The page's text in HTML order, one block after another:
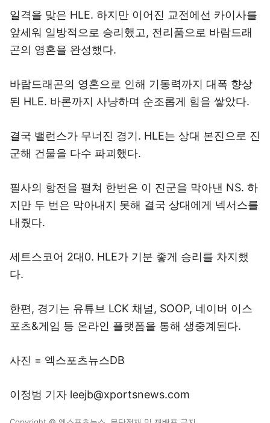
일격을 맞은 HLE. 하지만 이어진 교전에선 카이사를
앞세워 일방적으로 승리했고, 전리품으로 바람드래
곤의 영혼을 완성했다.
바람드래곤의 영혼으로 인해 기동력까지 대폭 향상
된 HLE. 바론까지 사냥하며 순조롭게 힘을 쌓았다.
결국 밸런스가 무너진 경기. HLE는 상대 본진으로 진
군해 건물을 다수 파괴했다.
필사의 항전을 펼쳐 한번은 이 진군을 막아낸 NS. 하
지만 두 번은 막아내지 못해 결국 상대에게 넥서스를
내줬다.
세트스코어 2대0. HLE가 기분 좋게 승리를 차지했
다.
한편, 경기는 유튜브 LCK 채널, SOOP, 네이버 이스
포츠&게임 등 온라인 플랫폼을 통해 생중계된다.
사진 = 엑스포츠뉴스DB
이정범 기자 leejb@xportsnews.com